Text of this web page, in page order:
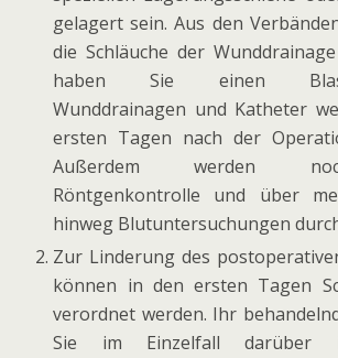
gelagert sein. Aus den
die Schläuche der
haben Sie einen
Wunddrainagen und Katheter
ersten Tagen nach der
Außerdem werden
Röntgenkontrolle und über
hinweg Blutuntersuchungen
Zur Linderung des
können in den ersten Tagen
verordnet werden. Ihr
Sie im Einzelfall darüber